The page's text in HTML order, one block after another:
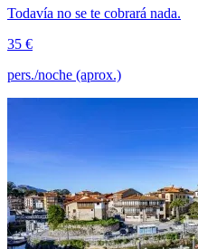
Todavía no se te cobrará nada.
35 €
pers./noche (aprox.)